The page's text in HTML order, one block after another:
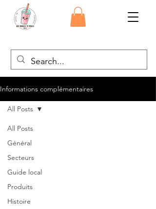
Informations complémentaires
All Posts
Général
Secteurs
Guide local
Produits
Histoire
All Posts